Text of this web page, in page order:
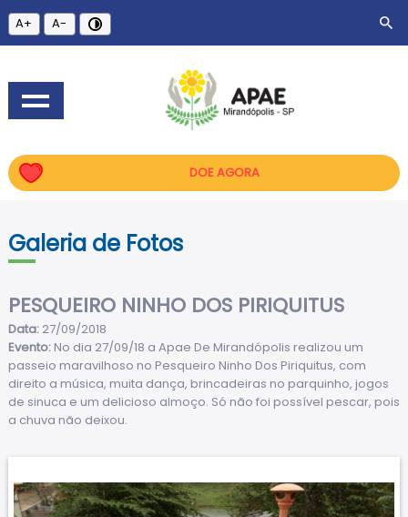
A+ A-
DOE AGORA
Galeria de Fotos
PESQUEIRO NINHO DOS PIRIQUITUS
Data:27/09/2018
Evento:No dia 27/09/18 a Apae De Mirandópolis realizou um
passeio maravilhoso no Pesqueiro Ninho Dos Piriquitus, com
direito a música, muita dança, brincadeiras no parquinho, jogos
de sinuca e um delicioso almoço. Só não foi possível pescar, pois
a chuva não deixou.